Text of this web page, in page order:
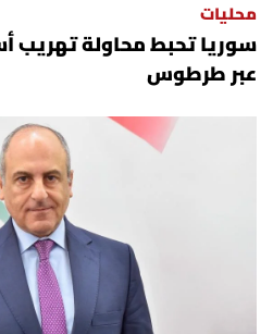
محليات
سوريا تحبط محاولة تهريب
عبر طرطوس